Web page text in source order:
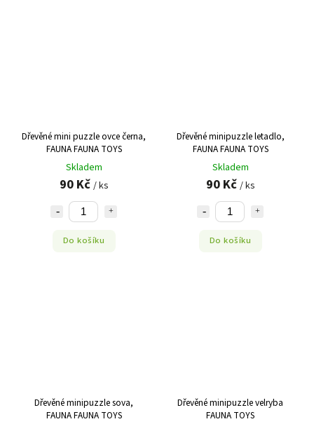
Dřevěné mini puzzle ovce černa,
FAUNA FAUNA TOYS
Skladem
90 Kč / ks
Do košíku
Dřevěné minipuzzle letadlo,
FAUNA FAUNA TOYS
Skladem
90 Kč / ks
Do košíku
Dřevěné minipuzzle sova,
FAUNA FAUNA TOYS
Dřevěné minipuzzle velryba
FAUNA TOYS